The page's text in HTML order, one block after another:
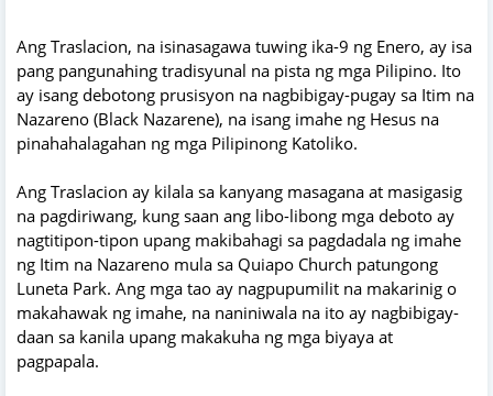
Ang Traslacion, na isinasagawa tuwing ika-9 ng Enero, ay isa
pang pangunahing tradisyunal na pista ng mga Pilipino. Ito
ay isang debotong prusisyon na nagbibigay-pugay sa Itim na
Nazareno (Black Nazarene), na isang imahe ng Hesus na
pinahahalagahan ng mga Pilipinong Katoliko.
Ang Traslacion ay kilala sa kanyang masagana at masigasig
na pagdiriwang, kung saan ang libo-libong mga deboto ay
nagtitipon-tipon upang makibahagi sa pagdadala ng imahe
ng Itim na Nazareno mula sa Quiapo Church patungong
Luneta Park. Ang mga tao ay nagpupumilit na makarinig o
makahawak ng imahe, na naniniwala na ito ay nagbibigay-
daan sa kanila upang makakuha ng mga biyaya at
pagpapala.